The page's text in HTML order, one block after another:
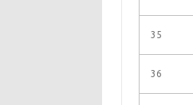
35
36